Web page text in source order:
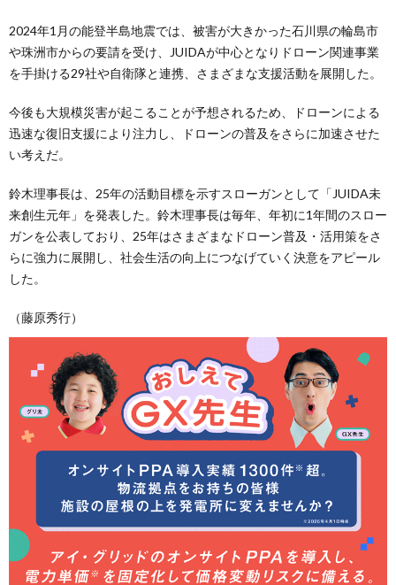
2024年1月の能登半島地震では、被害が大きかった石川県の輪島市
や珠洲市からの要請を受け、JUIDAが中心となりドローン関連事業
を手掛ける29社や自衛隊と連携、さまざまな支援活動を展開した。
今後も大規模災害が起こることが予想されるため、ドローンによる
迅速な復旧支援により注力し、ドローンの普及をさらに加速させた
い考えだ。
鈴木理事長は、25年の活動目標を示すスローガンとして「JUIDA未
来創生元年」を発表した。鈴木理事長は毎年、年初に1年間のスロー
ガンを公表しており、25年はさまざまなドローン普及・活用策をさ
らに強力に展開し、社会生活の向上につなげていく決意をアピール
した。
（藤原秀行）